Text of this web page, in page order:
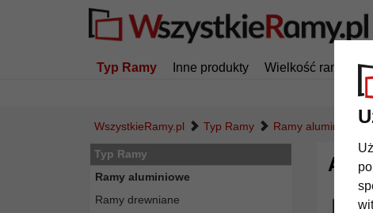
Typ Ramy Inne produkty Wielkość ramy
WszystkieRamy.pl Typ Ramy Ramy aluminiowe
Typ Ramy
Ramy aluminiowe
Ramy drewniane